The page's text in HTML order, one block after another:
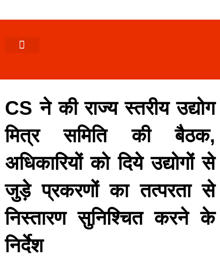
CS ने की राज्य स्तरीय उद्योग
मित्र समिति की बैठक,
अधिकारियों को दिये उद्योगों से
जुड़े प्रकरणों का तत्परता से
निस्तारण सुनिश्चित करने के
निर्देश